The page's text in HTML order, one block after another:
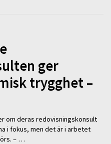
ger
trygghet –
om deras redovisningskonsult
i fokus, men det är i arbetet
– …